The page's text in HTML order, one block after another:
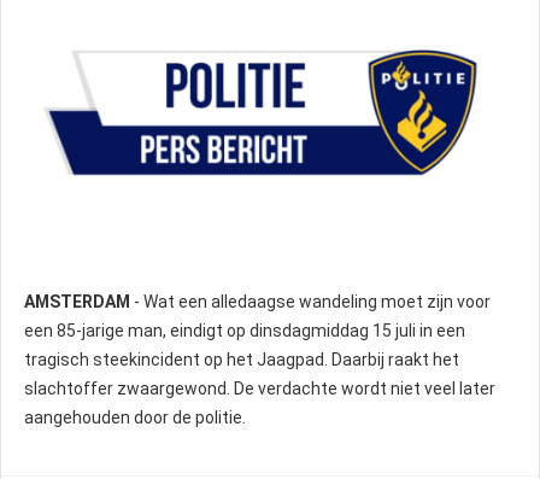
AMSTERDAM - Wat een alledaagse wandeling moet zijn voor
een 85-jarige man, eindigt op dinsdagmiddag 15 juli in een
tragisch steekincident op het Jaagpad. Daarbij raakt het
slachtoffer zwaargewond. De verdachte wordt niet veel later
aangehouden door de politie.